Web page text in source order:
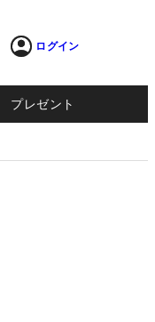
ログイン
プレゼント